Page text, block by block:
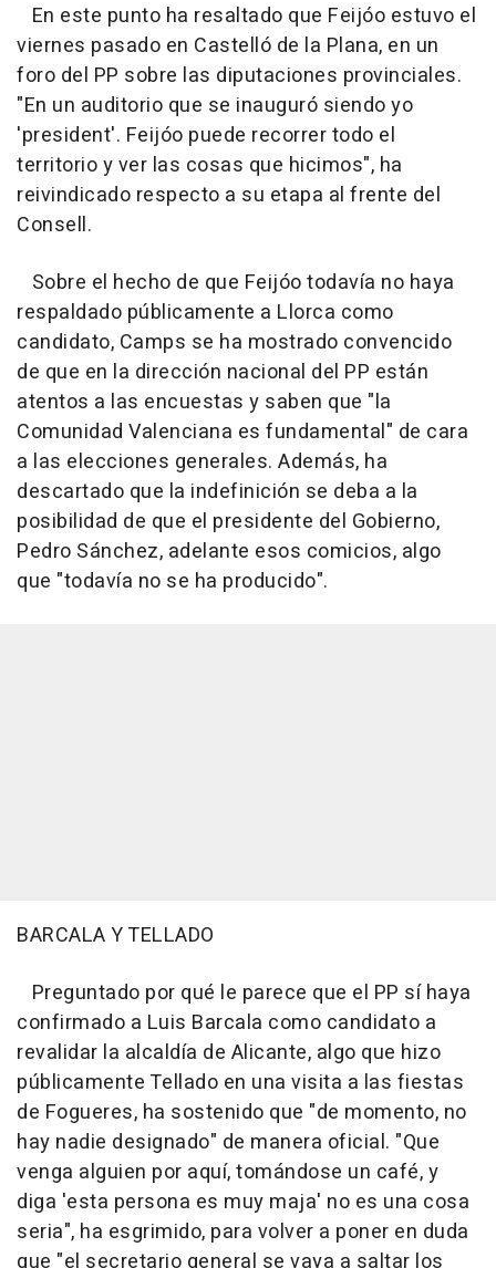
En este punto ha resaltado que Feijóo estuvo el
viernes pasado en Castelló de la Plana, en un
foro del PP sobre las diputaciones provinciales.
"En un auditorio que se inauguró siendo yo
'president'. Feijóo puede recorrer todo el
territorio y ver las cosas que hicimos", ha
reivindicado respecto a su etapa al frente del
Consell.
Sobre el hecho de que Feijóo todavía no haya
respaldado públicamente a Llorca como
candidato, Camps se ha mostrado convencido
de que en la dirección nacional del PP están
atentos a las encuestas y saben que "la
Comunidad Valenciana es fundamental" de cara
a las elecciones generales. Además, ha
descartado que la indefinición se deba a la
posibilidad de que el presidente del Gobierno,
Pedro Sánchez, adelante esos comicios, algo
que "todavía no se ha producido".
BARCALA Y TELLADO
Preguntado por qué le parece que el PP sí haya
confirmado a Luis Barcala como candidato a
revalidar la alcaldía de Alicante, algo que hizo
públicamente Tellado en una visita a las fiestas
de Fogueres, ha sostenido que "de momento, no
hay nadie designado" de manera oficial. "Que
venga alguien por aquí, tomándose un café, y
diga 'esta persona es muy maja' no es una cosa
seria", ha esgrimido, para volver a poner en duda